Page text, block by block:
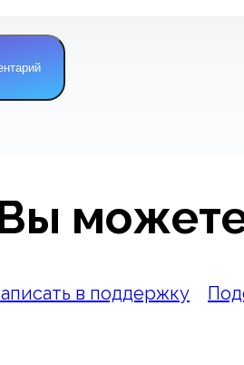
в поддержку